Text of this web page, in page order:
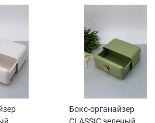
Бокс-органайзер
CLASSIC зеленый